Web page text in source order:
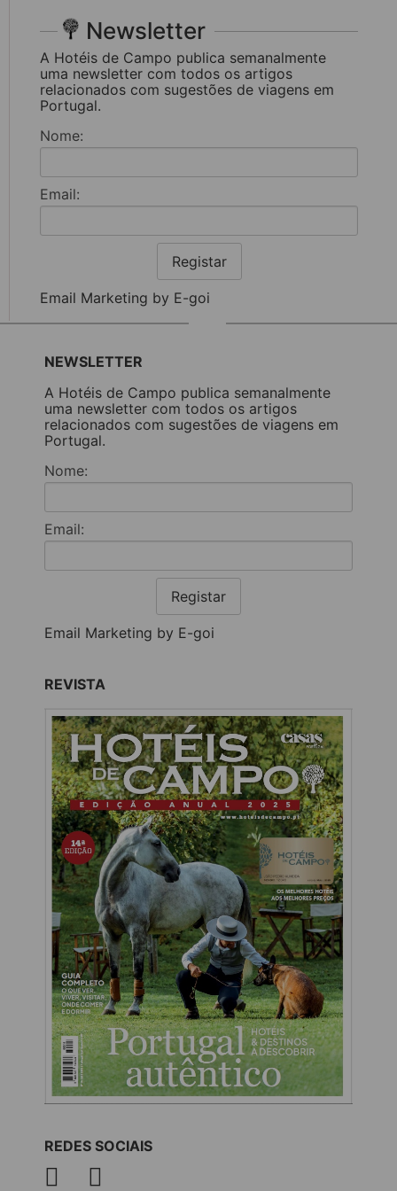
Newsletter
A Hotéis de Campo publica semanalmente
uma newsletter com todos os artigos
relacionados com sugestões de viagens em
Portugal.
Nome:
Email:
Registar
Email Marketing by E-goi
NEWSLETTER
A Hotéis de Campo publica semanalmente
uma newsletter com todos os artigos
relacionados com sugestões de viagens em
Portugal.
Nome:
Email:
Registar
Email Marketing by E-goi
REVISTA
REDES SOCIAIS